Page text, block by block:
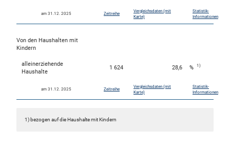
am 31.12. 2025 Zeitreihe
Vergleichsdaten (mit
Karte)
Statistik-
Informationen
Von den Haushalten mit
Kindern
alleinerziehende
Haushalte
1 624 28,6 % 1)
am 31.12. 2025 Zeitreihe
Vergleichsdaten (mit
Karte)
Statistik-
Informationen
1) bezogen auf die Haushalte mit Kindern